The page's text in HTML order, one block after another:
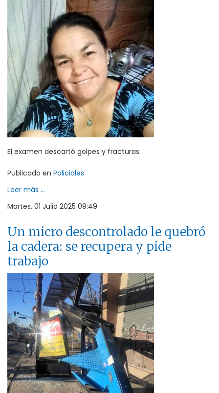
El examen descartó golpes y fracturas.
Publicado en Policiales
Leer más ...
Martes, 01 Julio 2025 09:49
Un micro descontrolado le quebró
la cadera: se recupera y pide
trabajo